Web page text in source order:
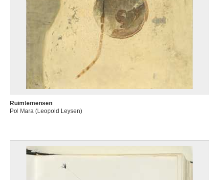
Ruimtemensen
Pol Mara (Leopold Leysen)